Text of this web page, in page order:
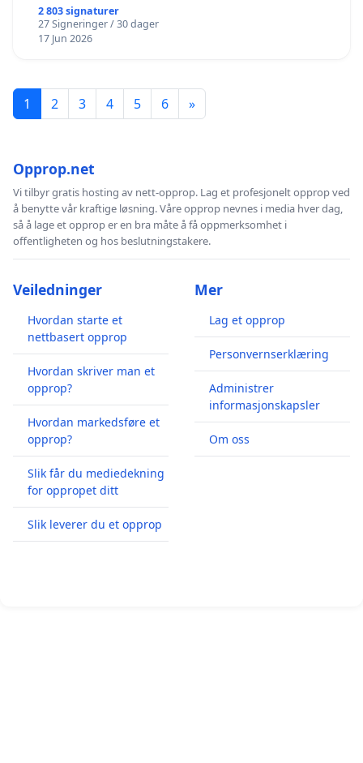
2 803 signaturer
27 Signeringer / 30 dager
17 Jun 2026
1 2 3 4 5 6 »
Opprop.net
Vi tilbyr gratis hosting av nett-opprop. Lag et profesjonelt opprop ved
å benytte vår kraftige løsning. Våre opprop nevnes i media hver dag,
så å lage et opprop er en bra måte å få oppmerksomhet i
offentligheten og hos beslutningstakere.
Veiledninger
Hvordan starte et
nettbasert opprop
Hvordan skriver man et
opprop?
Hvordan markedsføre et
opprop?
Slik får du mediedekning
for oppropet ditt
Slik leverer du et opprop
Mer
Lag et opprop
Personvernserklæring
Administrer
informasjonskapsler
Om oss